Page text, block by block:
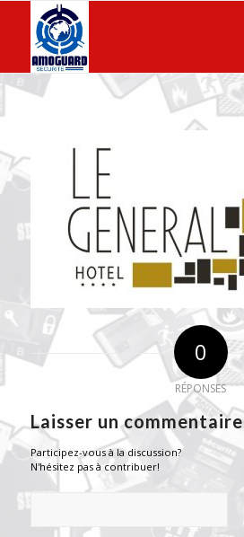
0
RÉPONSES
Laisser un commentaire
Participez-vous à la discussion?
N'hésitez pas à contribuer!